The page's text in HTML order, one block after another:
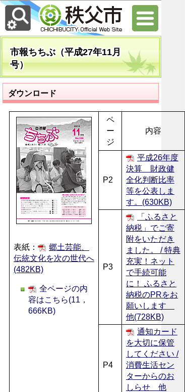
市報ちちぶ（平成27年11月
号）
ダウンロード
表紙：
郷土芸能、
伝統文化を次の世代へ
(482KB)
全ページの内
容はこちら(11，
666KB)
ペ
ー
ジ
内容
P2
平成26年度
決算 財政健
全化判断比率
等を公表しま
す。(630KB)
P3
「ふるさと
納税」でご寄
附をいただき
ました。 / 特典
充実！ネット
で手続可能
に！ ふるさと
納税のPRをお
願いします
他(728KB)
P4
通知カード
を大切に保管
してください /
消費生活セン
ターからのお
しらせ 他